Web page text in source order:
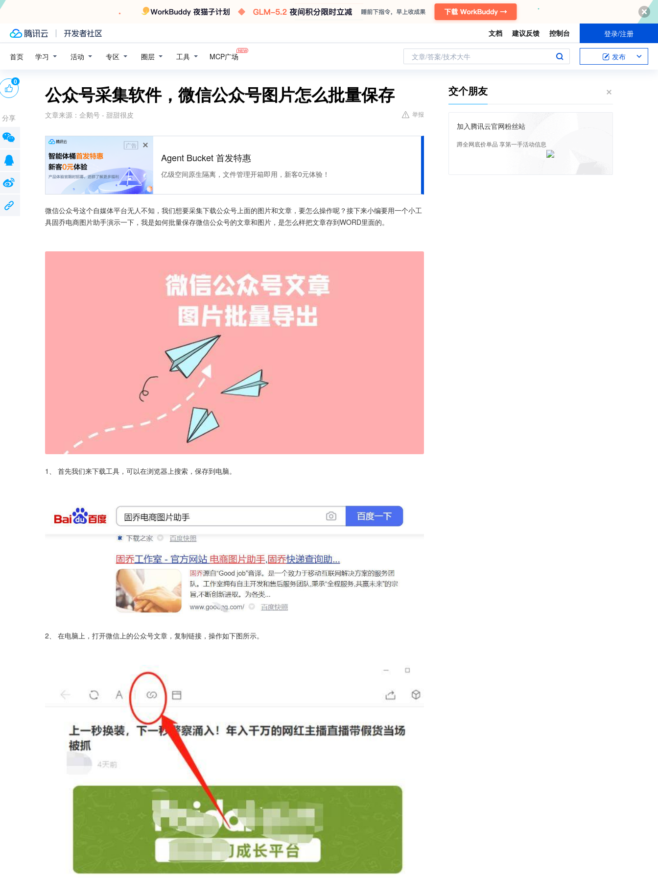
文档 建议反馈 控制台 登录/注册
首页 学习 活动 专区 圈层 工具 MCP广场 文章/答案/技术大牛 发布
公众号采集软件，微信公众号图片怎么批量保存
文章来源： 企鹅号 - 甜甜很皮 举报
广告
Agent Bucket 首发特惠
亿级空间原生隔离，文件管理开箱即用，新客0元体验！
微信公众号这个自媒体平台无人不知，我们想要采集下载公众号上面的图片和文章，要怎么操作呢？接下来小编要用一个小工
具固乔电商图片助手演示一下，我是如何批量保存微信公众号的文章和图片，是怎么样把文章存到WORD里面的。
1、 首先我们来下载工具，可以在浏览器上搜索，保存到电脑。
2、 在电脑上，打开微信上的公众号文章，复制链接，操作如下图所示。
0
分享
交个朋友
加入腾讯云官网粉丝站
蹲全网底价单品 享第一手活动信息